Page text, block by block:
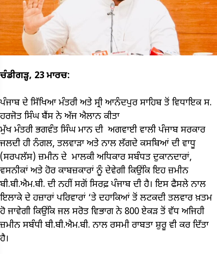
ਚੰਡੀਗੜ੍ਹ, 23 ਮਾਰਚ:
ਪੰਜਾਬ ਦੇ ਸਿੱਖਿਆ ਮੰਤਰੀ ਅਤੇ ਸ੍ਰੀ ਆਨੰਦਪੁਰ ਸਾਹਿਬ ਤੋਂ ਵਿਧਾਇਕ ਸ.
ਹਰਜੋਤ ਸਿੰਘ ਬੈਂਸ ਨੇ ਅੱਜ ਐਲਾਨ ਕੀਤਾ
ਮੁੱਖ ਮੰਤਰੀ ਭਗਵੰਤ ਸਿੰਘ ਮਾਨ ਦੀ ਅਗਵਾਈ ਵਾਲੀ ਪੰਜਾਬ ਸਰਕਾਰ
ਜਲਦੀ ਹੀ ਨੰਗਲ, ਤਲਵਾੜਾ ਅਤੇ ਨਾਲ ਲੱਗਦੇ ਕਸਬਿਆਂ ਦੀ ਵਾਧੂ
(ਸਰਪਲੱਸ) ਜ਼ਮੀਨ ਦੇ ਮਾਲਕੀ ਅਧਿਕਾਰ ਸਬੰਧਤ ਦੁਕਾਨਦਾਰਾਂ,
ਵਸਨੀਕਾਂ ਅਤੇ ਹੋਰ ਕਾਬਜ਼ਕਾਰਾਂ ਨੂੰ ਦੇਵੇਗੀ ਕਿਉਂਕਿ ਇਹ ਜ਼ਮੀਨ
ਬੀ.ਬੀ.ਐਮ.ਬੀ. ਦੀ ਨਹੀਂ ਸਗੋਂ ਸਿਰਫ਼ ਪੰਜਾਬ ਦੀ ਹੈ। ਇਸ ਫੈਸਲੇ ਨਾਲ
ਇਲਾਕੇ ਦੇ ਹਜ਼ਾਰਾਂ ਪਰਿਵਾਰਾਂ ‘ਤੇ ਦਹਾਕਿਆਂ ਤੋਂ ਲਟਕਦੀ ਤਲਵਾਰ ਖ਼ਤਮ
ਹੋ ਜਾਵੇਗੀ ਕਿਉਂਕਿ ਜਲ ਸਰੋਤ ਵਿਭਾਗ ਨੇ 800 ਏਕੜ ਤੋਂ ਵੱਧ ਅਜਿਹੀ
ਜ਼ਮੀਨ ਸਬੰਧੀ ਬੀ.ਬੀ.ਐਮ.ਬੀ. ਨਾਲ ਰਸਮੀ ਰਾਬਤਾ ਸ਼ੁਰੂ ਵੀ ਕਰ ਦਿੱਤਾ
ਹੈ।